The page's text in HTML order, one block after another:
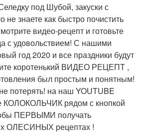
под Шубой, закуски с
не знаете как быстро почистить
видео-рецепт и готовьте
с удовольствием! С нашими
год 2020 и все праздники будут
коротенький ВИДЕО РЕЦЕПТ ,
был простым и понятным!
потерять! на наш YOUTUBE
рядом с кнопкой
ПЕРВЫМИ получать
ОЛЕСИНЫХ рецептах !